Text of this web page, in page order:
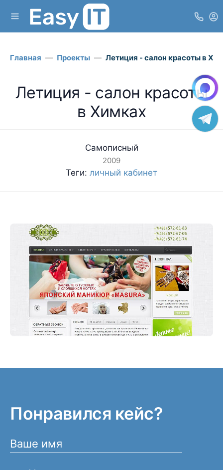
Главная Проекты Летиция - салон красоты в
Летиция - салон красоты
в Химках
Самописный
2009
Теги: личный кабинет
Понравился кейс?